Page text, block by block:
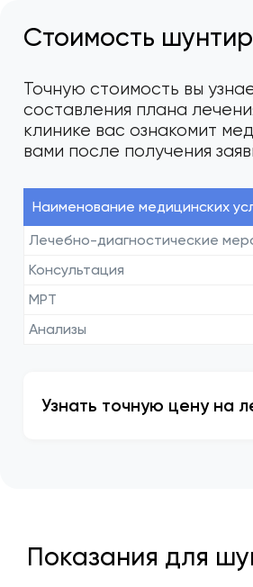
Стоимость
Точную стоимость вы
составления плана
клинике вас ознакомит
вами после получения
Наименование медицинских
Лечебно-диагностические
Консультация
МРТ
Анализы
Узнать точную цену на
Показания для